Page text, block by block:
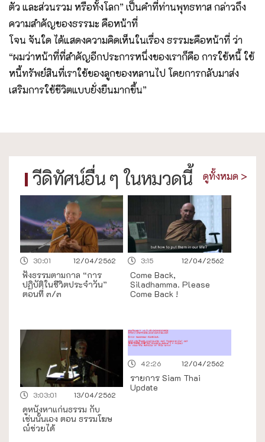
ตัว และส่วนรวม หรือทั้งโลก” เป็นคำที่ท่านพุทธทาส กล่าวถึง
ความสำคัญของธรรมะ คือหน้าที่
โจน จันใด ได้แสดงความคิดเห็นในเรื่อง ธรรมะคือหน้าที่ ว่า
“ผมว่าหน้าที่ที่สำคัญอีกประการหนึ่งของเราก็คือ การใช้หนี้ ใช้
หนี้ทรัพย์สินที่เราใช้ของลูกของหลานไป โดยการกลับมาส่ง
เสริมการใช้ชีวิตแบบยั่งยืนมากขึ้น”
วีดิทัศน์อื่น ๆ ในหมวดนี้
12/04/2562
30:01
ฟังธรรมตามกาล “การ
ปฏิบัติในชีวิตประจำวัน”
ตอนที่ ๓/๓
12/04/2562
3:15
Come Back,
Siladhamma. Please
Come Back !
13/04/2562
3:03:01
ดูหนังหาแก่นธรรม กับ
เช่นนั้นเอง ตอน ธรรมโฆษ
ณ์ช่วยได้
12/04/2562
42:26
รายการ Siam Thai
Update
ดูทั้งหมด >